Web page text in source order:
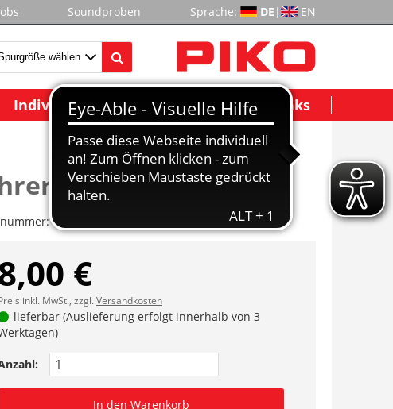
Soundproben Sprache: DE | EN
Individuelle Modelle Wichtige Links
ET58150D-13
€
inkl. MwSt., zzgl.Versandkosten
lieferbar (Auslieferung erfolgt innerhalb von 3
In den Warenkorb